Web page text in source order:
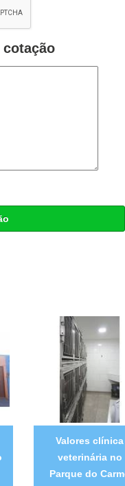
Valores clínica
veterinária no
Parque do